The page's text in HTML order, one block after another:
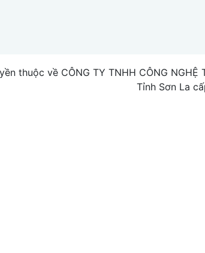
thuộc về CÔNG TY TNHH CÔNG
Tỉnh Sơn La